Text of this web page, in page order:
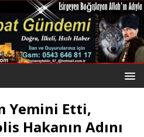
Yemini Etti,
Hakanın Adını